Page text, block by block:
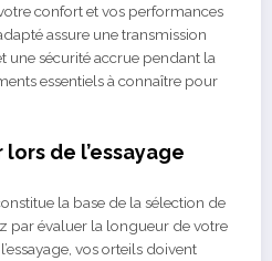
confort et vos performances
assure une transmission
une sécurité accrue pendant la
essentiels à connaître pour
de l’essayage
la base de la sélection de
par évaluer la longueur de votre
vos orteils doivent